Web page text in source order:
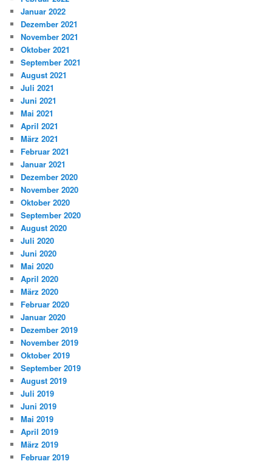
Januar 2022
Dezember 2021
November 2021
Oktober 2021
September 2021
August 2021
Juli 2021
Juni 2021
Mai 2021
April 2021
März 2021
Februar 2021
Januar 2021
Dezember 2020
November 2020
Oktober 2020
September 2020
August 2020
Juli 2020
Juni 2020
Mai 2020
April 2020
März 2020
Februar 2020
Januar 2020
Dezember 2019
November 2019
Oktober 2019
September 2019
August 2019
Juli 2019
Juni 2019
Mai 2019
April 2019
März 2019
Februar 2019